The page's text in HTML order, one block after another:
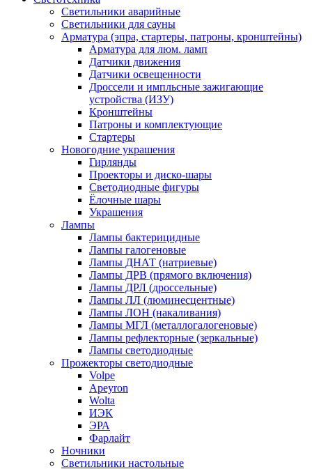
Светильники аварийные
Светильники для сауны
Арматура (эпра, стартеры, патроны, кронштейны)
Арматура для люм. ламп
Датчики движения
Датчики освещенности
Дроссели и импльсные зажигающие
устройства (ИЗУ)
Кронштейны
Патроны и комплектующие
Стартеры
Новогодние украшения
Гирлянды
Проекторы и диско-шары
Светодиодные фигуры
Ёлочные шары
Украшения
Лампы
Лампы бактерицидные
Лампы галогеновые
Лампы ДНАТ (натриевые)
Лампы ДРВ (прямого включения)
Лампы ДРЛ (дроссельные)
Лампы ЛЛ (люминесцентные)
Лампы ЛОН (накаливания)
Лампы МГЛ (металлогалогеновые)
Лампы рефлекторные (зеркальные)
Лампы светодиодные
Прожекторы светодиодные
Volpe
Apeyron
Wolta
ИЭК
ЭРА
Фарлайт
Ночники
Светильники настольные